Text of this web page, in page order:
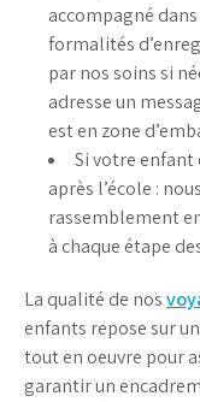
accompagné
formalités
par nos soins si
adresse un
est en zone
Si votre
après l’école :
rassemblement
à chaque étape
La qualité de nos
enfants repose sur
tout en oeuvre pour
garantir un